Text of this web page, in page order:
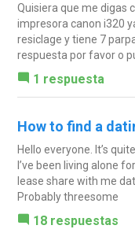
Quisiera que me digas
impresora canon i320
resiclage y tiene 7
respuesta por favor o
1 respuesta
How to find a
Hello everyone. It’s
I’ve been living alone
lease share with me
Probably threesome
18 respuestas